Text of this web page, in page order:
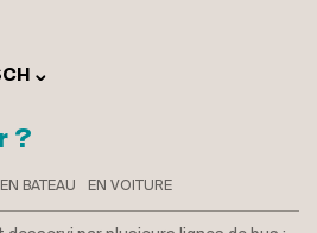
?
EN BATEAU EN VOITURE